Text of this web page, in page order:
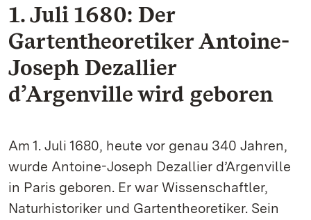
1. Juli 1680: Der
Gartentheoretiker Antoine-
Joseph Dezallier
d’Argenville wird geboren
Am 1. Juli 1680, heute vor genau 340 Jahren,
wurde Antoine-Joseph Dezallier d’Argenville
in Paris geboren. Er war Wissenschaftler,
Naturhistoriker und Gartentheoretiker. Sein